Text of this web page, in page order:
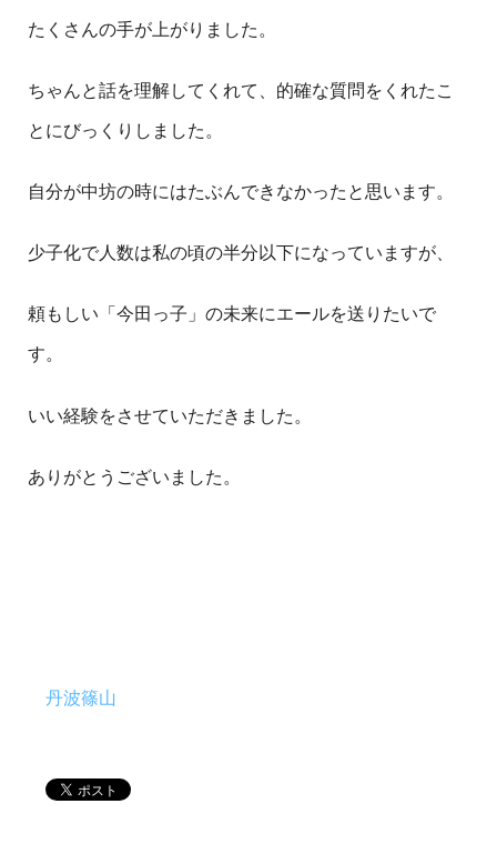
たくさんの手が上がりました。
ちゃんと話を理解してくれて、的確な質問をくれたこ
とにびっくりしました。
自分が中坊の時にはたぶんできなかったと思います。
少子化で人数は私の頃の半分以下になっていますが、
頼もしい「今田っ子」の未来にエールを送りたいで
す。
いい経験をさせていただきました。
ありがとうございました。
丹波篠山